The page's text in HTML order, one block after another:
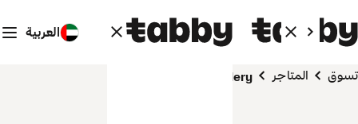
العربية
تسوق المتاجر Al Awadhi Jewellery